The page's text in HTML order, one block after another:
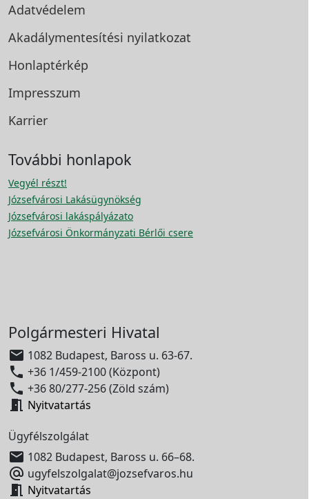
Adatvédelem
Akadálymentesítési nyilatkozat
Honlaptérkép
Impresszum
Karrier
További honlapok
Vegyél részt!
Józsefvárosi Lakásügynökség
Józsefvárosi lakáspályázato
Józsefvárosi Önkormányzati Bérlői csere
Polgármesteri Hivatal
 1082 Budapest, Baross u. 63-67.
 +36 1/459-2100 (Központ)
 +36 80/277-256 (Zöld szám)
 Nyitvatartás
Ügyfélszolgálat
 1082 Budapest, Baross u. 66–68.
 ugyfelszolgalat@jozsefvaros.hu
 Nyitvatartás